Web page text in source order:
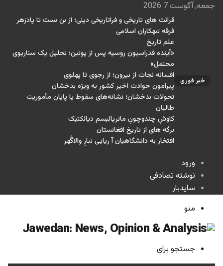
جمعه, آگوست 7 2026
خبر فوری
قرائت های تاریخی و فراتاریخی دینی؛ از بن بست تا پادزهر
فرقه تبهکاران اسلامی
علم تاریخ
«آینده فدراسیون روسیه پس از پوتین؛ تحلیل یک سناریوی
محتمل»
افسانه نجات از بیرون؛ از رجوی تا پهلوی
پیرامون حوادث اخیر کشور به ویژه بدخشان
تحولات بدخشان؛ نشانه‌های سقوط یا پایان مأموریت
طالبان
کاوشِ چندو‌چونِ ماتریالیسم دیالکتیک
برگه های از تاریخ افغانستان
افتخار به دانشگاهیان آ ریایی تبارِ والاگُهر
ورود
نوشته تصادفی
سایدبار
منو
جستجو برای